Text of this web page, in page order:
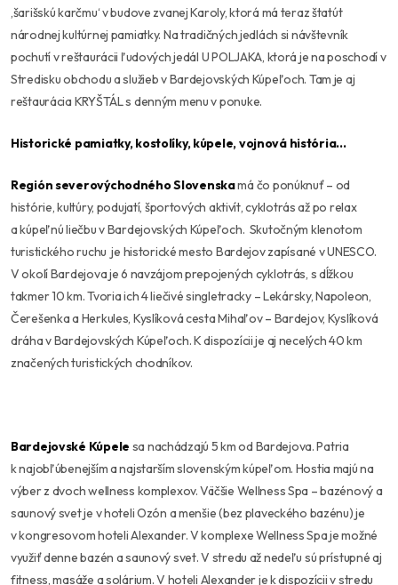
‚šarišskú karčmu‘v budove zvanej Karoly, ktorá má teraz štatút
národnej kultúrnej pamiatky. Na tradičných jedlách si návštevník
pochutí v reštaurácii ľudových jedál U POLJAKA, ktorá je na poschodí v
Stredisku obchodu a služieb v Bardejovských Kúpeľoch. Tam je aj
reštaurácia KRYŠTÁL s denným menu v ponuke.
Historické pamiatky, kostolíky, kúpele,vojnová história…
Región severovýchodného Slovenskamá čo ponúknuť – od
histórie, kultúry, podujatí, športových aktivít, cyklotrás až po relax
a kúpeľnú liečbu v Bardejovských Kúpeľoch. Skutočným klenotom
turistického ruchu je historické mesto Bardejov zapísané v UNESCO.
V okolí Bardejova je 6 navzájom prepojených cyklotrás, s dĺžkou
takmer 10 km. Tvoria ich 4 liečivé singletracky – Lekársky, Napoleon,
Čerešenka a Herkules, Kyslíková cesta Mihaľov – Bardejov, Kyslíková
dráha v Bardejovských Kúpeľoch. K dispozícii je aj necelých 40 km
značených turistických chodníkov.
Bardejovské Kúpele sa nachádzajú 5 km od Bardejova. Patria
k najobľúbenejším a najstarším slovenským kúpeľom. Hostia majú na
výber z dvoch wellness komplexov. Väčšie Wellness Spa – bazénový a
saunový svet je v hoteli Ozón a menšie (bez plaveckého bazénu) je
v kongresovom hoteli Alexander. V komplexe Wellness Spa je možné
využiť denne bazén a saunový svet. V stredu až nedeľu sú prístupné aj
fitness, masáže a solárium. V hoteli Alexander je k dispozícii v stredu